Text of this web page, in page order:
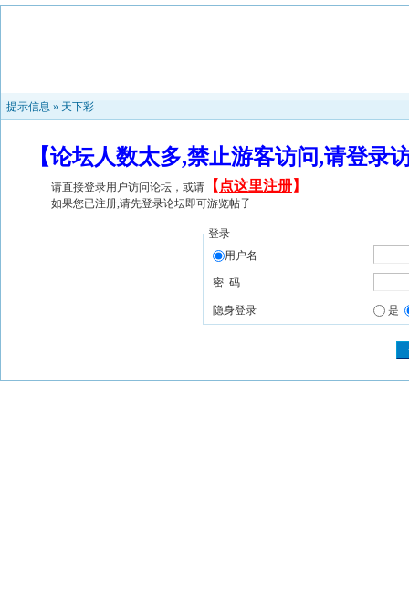
提示信息 » 天下彩
【论坛人数太多,禁止游客访问,请登
请直接登录用户访问论坛，或请 【 点这里注册】
如果您已注册,请先登录论坛即可游览帖子
登录
用户名
密 码
隐身登录 是